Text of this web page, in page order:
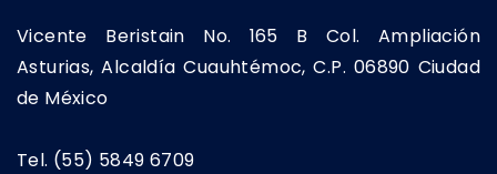
Vicente Beristain No. 165 B Col. Ampliación
Asturias, Alcaldía Cuauhtémoc, C.P. 06890 Ciudad
de México
Tel. (55) 5849 6709